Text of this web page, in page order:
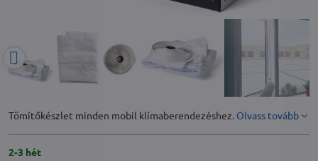
Tömítőkészlet minden mobil klímaberendezéshez. Olvass tovább
2-3 hét